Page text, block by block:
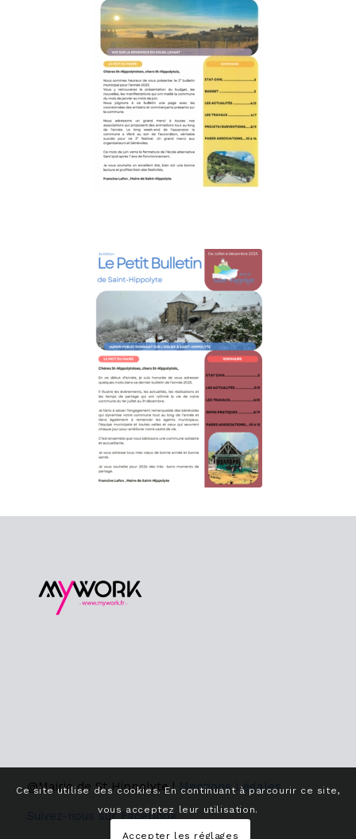
@Mairie de St Hippolyte | Mentions Légales
Suivez-nous sur Facebook
Ce site utilise des cookies. En continuant à parcourir ce site,
vous acceptez leur utilisation.
Accepter les réglages